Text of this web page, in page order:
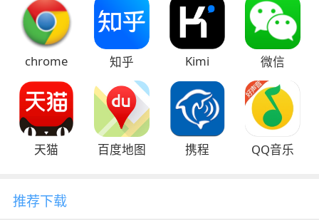
chrome 知乎 Kimi 微信
天猫 百度地图 携程 QQ音乐
推荐下载